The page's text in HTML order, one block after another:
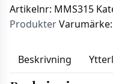
Hjälm
-
mängd
Artikelnr: MMS315
ProdukterVarumärke:
Beskrivning